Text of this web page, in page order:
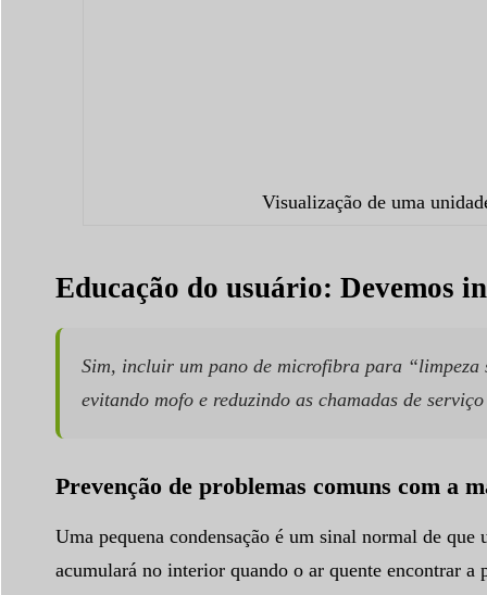
Visualização de uma
Educação do usuário: Devemos
Sim, incluir um pano de microfibra para “limpeza
evitando mofo e reduzindo as chamadas de
Prevenção de problemas comuns com a
Uma pequena condensação é um sinal normal de
acumulará no interior quando o ar quente encontrar